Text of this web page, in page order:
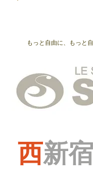
もっと自由に、もっと
西新